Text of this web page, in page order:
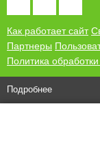
Как работает сайт
Партнеры
Политика
Подробнее